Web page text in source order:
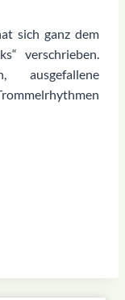
sich ganz dem
verschrieben.
ausgefallene